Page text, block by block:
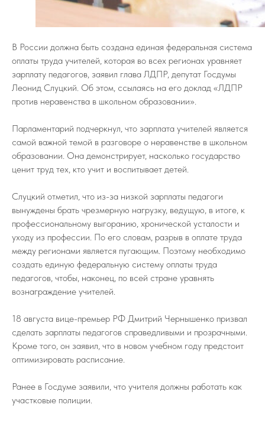
В России должна быть создана единая федеральная система
оплаты труда учителей, которая во всех регионах уравняет
зарплату педагогов, заявил глава ЛДПР, депутат Госдумы
Леонид Слуцкий. Об этом, ссылаясь на его доклад «ЛДПР
против неравенства в школьном образовании».
Парламентарий подчеркнул, что зарплата учителей является
самой важной темой в разговоре о неравенстве в школьном
образовании. Она демонстрирует, насколько государство
ценит труд тех, кто учит и воспитывает детей.
Слуцкий отметил, что из-за низкой зарплаты педагоги
вынуждены брать чрезмерную нагрузку, ведущую, в итоге, к
профессиональному выгоранию, хронической усталости и
уходу из профессии. По его словам, разрыв в оплате труда
между регионами является пугающим. Поэтому необходимо
создать единую федеральную систему оплаты труда
педагогов, чтобы, наконец, по всей стране уравнять
вознаграждение учителей.
18 августа вице-премьер РФ Дмитрий Чернышенко призвал
сделать зарплаты педагогов справедливыми и прозрачными.
Кроме того, он заявил, что в новом учебном году предстоит
оптимизировать расписание.
Ранее в Госдуме заявили, что учителя должны работать как
участковые полиции.